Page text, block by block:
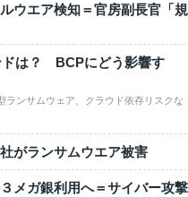
ウエア検知＝官房副長官「
ドは？ BCPにどう影響す
ランサムウェア、クラウド依存リスクな
がランサムウエア被害
メガ銀利用へ＝サイバー攻